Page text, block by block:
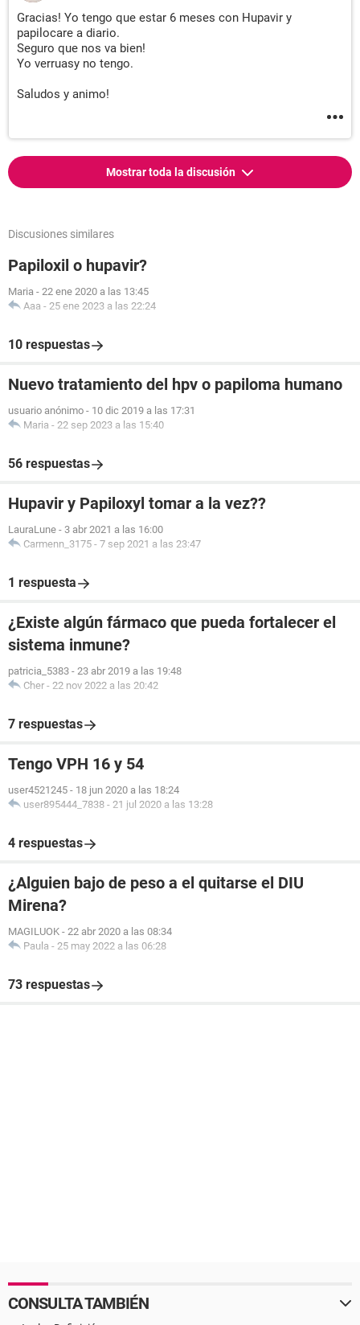
Gracias! Yo tengo que estar 6 meses con Hupavir y
papilocare a diario.
Seguro que nos va bien!
Yo verruasy no tengo.
Saludos y animo!
Mostrar toda la discusión
Discusiones similares
Papiloxil o hupavir?
Maria - 22 ene 2020 a las 13:45
Aaa - 25 ene 2023 a las 22:24
10 respuestas
Nuevo tratamiento del hpv o papiloma humano
usuario anónimo - 10 dic 2019 a las 17:31
Maria - 22 sep 2023 a las 15:40
56 respuestas
Hupavir y Papiloxyl tomar a la vez??
LauraLune - 3 abr 2021 a las 16:00
Carmenn_3175 - 7 sep 2021 a las 23:47
1 respuesta
¿Existe algún fármaco que pueda fortalecer el
sistema inmune?
patricia_5383 - 23 abr 2019 a las 19:48
Cher - 22 nov 2022 a las 20:42
7 respuestas
Tengo VPH 16 y 54
user4521245 - 18 jun 2020 a las 18:24
user895444_7838 - 21 jul 2020 a las 13:28
4 respuestas
¿Alguien bajo de peso a el quitarse el DIU
Mirena?
MAGILUOK - 22 abr 2020 a las 08:34
Paula - 25 may 2022 a las 06:28
73 respuestas
CONSULTA TAMBIÉN